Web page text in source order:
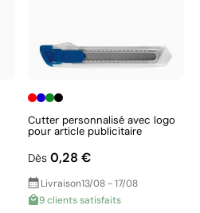
Cutter personnalisé avec logo
pour article publicitaire
Dès 0,28 €
Livraison13/08 - 17/08
9 clients satisfaits